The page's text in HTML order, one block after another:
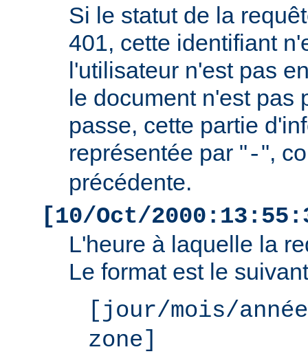
Si le statut de la
401, cette identifiant
l'utilisateur n'est pas
le document n'est pas
passe, cette partie
représentée par "-",
précédente.
[10/Oct/
L'heure à laquelle la
Le format est le
[jour/mois/
zone]